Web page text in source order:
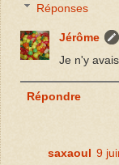
Réponses
Jérôme
Je n'y
Répondre
saxaoul 9